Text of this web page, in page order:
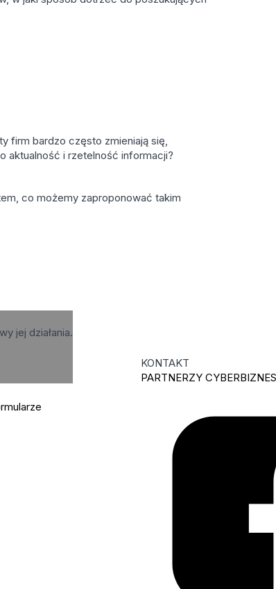
firm bardzo często zmieniają się,
aktualność i rzetelność informacji?
co możemy zaproponować takim
jej działania.
KONTAKT
PARTNERZY